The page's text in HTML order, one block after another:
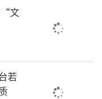
4.7%股份，是
达尔威公司任
大股东。两者合
终受益股份”达
“文
若